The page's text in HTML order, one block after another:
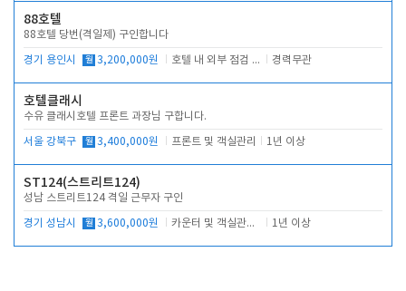
88호텔
88호텔 당번(격일제) 구인합니다
경기 용인시 월 3,200,000원 호텔 내 외부 점검 및 프런트 운영 경력무관
호텔클래시
수유 클래시호텔 프론트 과장님 구합니다.
서울 강북구 월 3,400,000원 프론트 및 객실관리 1년 이상
ST124(스트리트124)
성남 스트리트124 격일 근무자 구인
경기 성남시 월 3,600,000원 카운터 및 객실관리 전반 1년 이상